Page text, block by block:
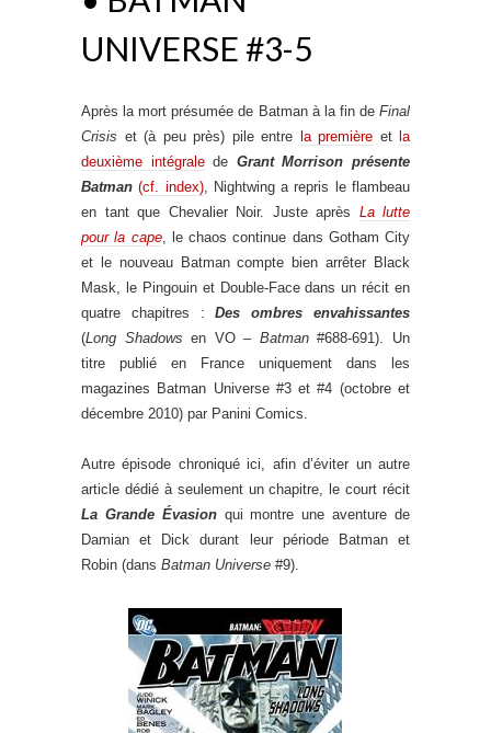
UNIVERSE #3-5
Après la mort présumée de Batman à la fin de Final
Crisis et (à peu près) pile entre la première et la
deuxième intégralede Grant Morrison présente
Batman (cf. index), Nightwing a repris le flambeau
en tant que Chevalier Noir. Juste après La lutte
pour la cape, le chaos continue dans Gotham City
et le nouveau Batman compte bien arrêter Black
Mask, le Pingouin et Double-Face dans un récit en
quatre chapitres :Des ombres envahissantes
(Long Shadows en VO – Batman#688-691). Un
titre publié en France uniquement dans les
magazines Batman Universe #3 et #4 (octobre et
décembre 2010) par Panini Comics.
Autre épisode chroniqué ici, afin d’éviter un autre
article dédié à seulement un chapitre, le court récit
La Grande Évasionqui montre une aventure de
Damian et Dick durant leur période Batman et
Robin (dans Batman Universe #9).